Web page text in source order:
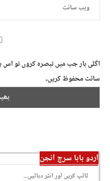
اگلی بار جب میں تبصرہ کروں تو اس
سائٹ محفوظ کریں۔
اردو بابا سرچ انجن